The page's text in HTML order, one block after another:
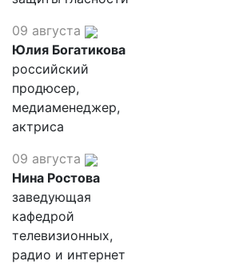
09 августа
Юлия Богатикова
российский
продюсер,
медиаменеджер,
актриса
09 августа
Нина Ростова
заведующая
кафедрой
телевизионных,
радио и интернет